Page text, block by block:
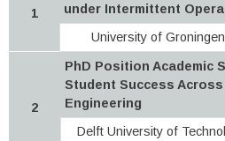
1
under Intermittent
University of Groningen
2
PhD Position Academic
Student Success
Engineering
Delft University of